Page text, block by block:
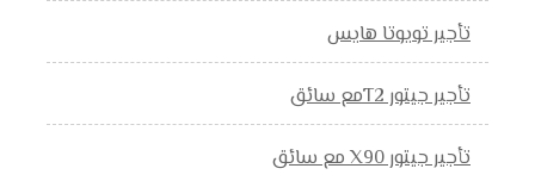
تأجير تويوتا هايس
تأجير جيتور T2مع سائق
تأجير جيتور X90 مع سائق